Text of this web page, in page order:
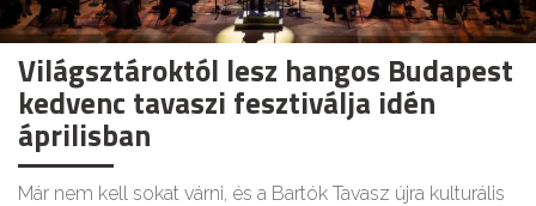
Világsztároktól lesz hangos Budapest
kedvenc tavaszi fesztiválja idén
áprilisban
Már nem kell sokat várni, és a Bartók Tavasz újra kulturális